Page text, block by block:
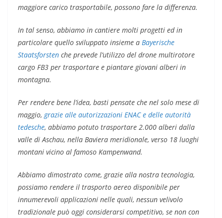
maggiore carico trasportabile, possono fare la differenza.
In tal senso, abbiamo in cantiere molti progetti ed in
particolare quello sviluppato insieme a Bayerische
Staatsforsten che prevede l’utilizzo del drone multirotore
cargo FB3 per trasportare e piantare giovani alberi in
montagna.
Per rendere bene l’idea, basti pensate che nel solo mese di
maggio, grazie alle autorizzazioni ENAC e delle autorità
tedesche, abbiamo potuto trasportare 2.000 alberi dalla
valle di Aschau, nella Baviera meridionale, verso 18 luoghi
montani vicino al famoso Kampenwand.
Abbiamo dimostrato come, grazie alla nostra tecnologia,
possiamo rendere il trasporto aereo disponibile per
innumerevoli applicazioni nelle quali, nessun velivolo
tradizionale può oggi considerarsi competitivo, se non con